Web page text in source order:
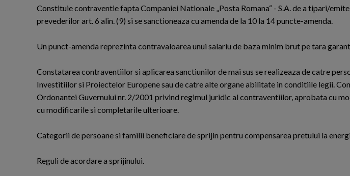
Constituie contraventie fapta Companiei Nationale „Posta Romana“ - S.A. de a tipari/
prevederilor art. 6 alin. (9) si se sanctioneaza cu amenda de la 10 la 14 puncte-amenda.
Un punct-amenda reprezinta contravaloarea unui salariu de baza minim brut pe tara
Constatarea contraventiilor si aplicarea sanctiunilor de mai sus se realizeaza de catre
Investitiilor si Proiectelor Europene sau de catre alte organe abilitate in conditiile legii.
Ordonantei Guvernului nr. 2/2001 privind regimul juridic al contraventiilor, aprobata cu
cu modificarile si completarile ulterioare.
Categorii de persoane si familii beneficiare de sprijin pentru compensarea pretului la
Reguli de acordare a sprijinului.